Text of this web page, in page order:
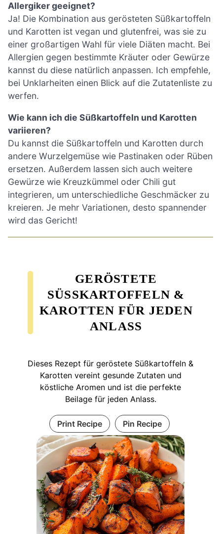
Allergiker geeignet?
Ja! Die Kombination aus gerösteten Süßkartoffeln
und Karotten ist vegan und glutenfrei, was sie zu
einer großartigen Wahl für viele Diäten macht. Bei
Allergien gegen bestimmte Kräuter oder Gewürze
kannst du diese natürlich anpassen. Ich empfehle,
bei Unklarheiten einen Blick auf die Zutatenliste zu
werfen.
Wie kann ich die Süßkartoffeln und Karotten
variieren?
Du kannst die Süßkartoffeln und Karotten durch
andere Wurzelgemüse wie Pastinaken oder Rüben
ersetzen. Außerdem lassen sich auch weitere
Gewürze wie Kreuzkümmel oder Chili gut
integrieren, um unterschiedliche Geschmäcker zu
kreieren. Je mehr Variationen, desto spannender
wird das Gericht!
GERÖSTETE
SÜSSKARTOFFELN & K
AROTTEN FÜR JEDEN A
NLASS
Dieses Rezept für geröstete Süßkartoffeln &
Karotten vereint gesunde Zutaten und
köstliche Aromen und ist die perfekte
Beilage für jeden Anlass.
Print Recipe Pin Recipe